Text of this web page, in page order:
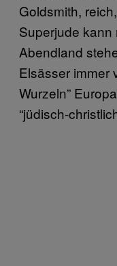
Goldsmith,
Superjude kann
Abendland
Elsässer immer
Wurzeln”
“jüdisch-